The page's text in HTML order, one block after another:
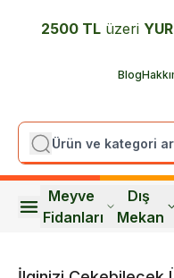
2500 TL üzeri
Blog
Meyve
Fidanları
Dış
Mekan